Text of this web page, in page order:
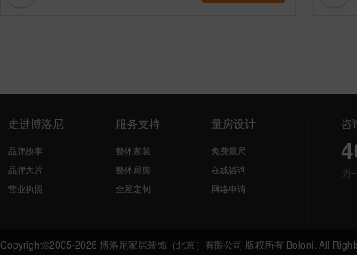
走进博洛尼
品牌故事
品牌大片
营业执照
服务支持
整体家装
整体厨房
全屋定制
量房设计
免费量尺
在线咨询
网络申请
咨
周
Copyright©2005-2026 博洛尼家居装饰（北京）有限公司 版权所有 Boloni. All